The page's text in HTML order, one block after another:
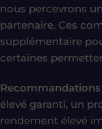
nous percevrons
partenaire. Ces
supplémentaire
certaines
Recommandations
élevé garanti, un
rendement élevé